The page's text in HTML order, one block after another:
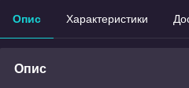
Опис Характеристики
Опис